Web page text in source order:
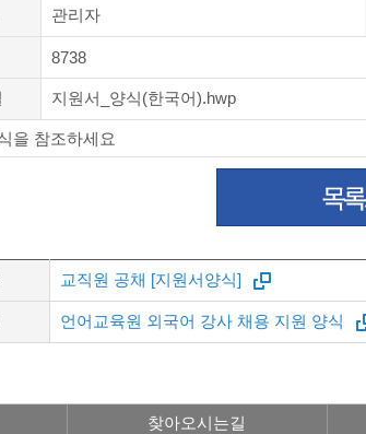
관리자
8738
지원서_양식(한국어).hwp
을 참조하세요
교직원 공채 [지원서양식]
언어교육원 외국어 강사 채용 지원 양식
찾아오시는길